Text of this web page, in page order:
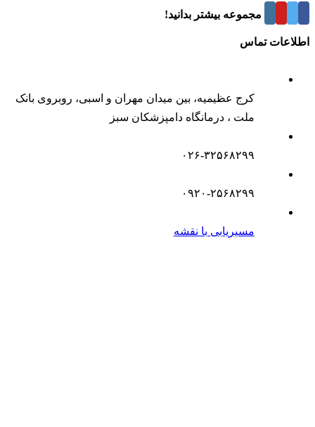
درباره این مجموعه بیشتر بدانید!
اطلاعات تماس
کرج عظیمیه، بین میدان مهران و اسبی، روبروی بانک
ملت ، درمانگاه دامپزشکان سبز
۰۲۶-۳۲۵۶۸۲۹۹
۰۹۲۰-۲۵۶۸۲۹۹
مسیریابی با نقشه